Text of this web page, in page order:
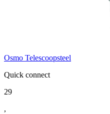
Osmo Telescoopsteel
Quick connect
29
,